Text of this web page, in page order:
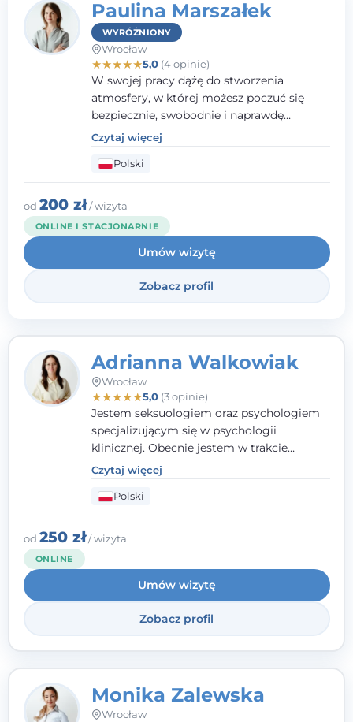
Paulina Marszałek
WYRÓŻNIONY
Wrocław
★★★★★5,0(4 opinie)
W swojej pracy dążę do stworzenia
atmosfery, w której możesz poczuć się
bezpiecznie, swobodnie i naprawdę
wysłuchany(-a). Zależy mi na
towarzyszeniu Ci w drodze do większego
dobrostanu, lepszego poznania siebie oraz
budowania wartościowych i
satysfakcjonujących relacji - zarówno z
innymi, jak i z samym sobą. Możliwość
bycia częścią tego procesu traktuję jako
duże wyróżnienie.
Czytaj więcej
Polski
od 200 zł/ wizyta
ONLINE I STACJONARNIE
Umów wizytę
Zobacz profil
Adrianna Walkowiak
Wrocław
★★★★★5,0(3 opinie)
Jestem seksuologiem oraz psychologiem
specjalizującym się w psychologii
klinicznej. Obecnie jestem w trakcie
szkolenia na psychoterapeutę
systemowego. Posiadam status członka
nadzwyczajnego Wielkopolskiego
Towarzystwa Terapii Systemowej oraz
należę do Polskiego Towarzystwa
pierwszym miejscu stawiam budowanie
atmosfery bezpieczeństwa i zrozumienia w
relacjach z Klientami. Istotna dla nie jest
również koncentracja na dostępnych
zasobach.
Czytaj więcej
Polski
od 250 zł/ wizyta
ONLINE
Umów wizytę
Zobacz profil
Monika Zalewska
Wrocław